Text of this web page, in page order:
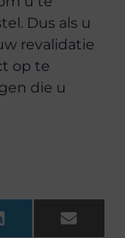
Dus als u
revalidatie
op te
die u
LinkedInEmail